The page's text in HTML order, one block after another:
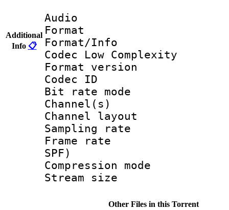
Additional
Info 📋
Audio
Format :
Format/Info :
Codec Low Complexity
Format
Codec
Bit rate
Channel(s)
Channel
Sampling
Frame rate :
SPF)
Compression
Stream size :
Other Files in this Torrent